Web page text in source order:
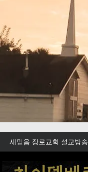
새믿음 장로교회 설교방송